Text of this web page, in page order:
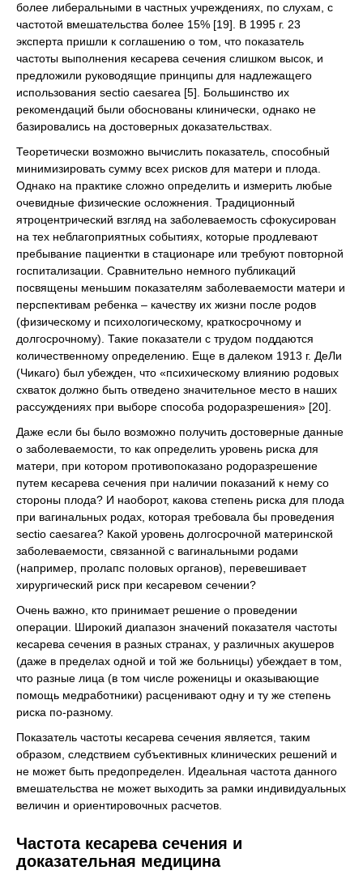
более либеральными в частных учреждениях, по слухам, с
частотой вмешательства более 15% [19]. В 1995 г. 23
эксперта пришли к соглашению о том, что показатель
частоты выполнения кесарева сечения слишком высок, и
предложили руководящие принципы для надлежащего
использования sectio caesarea [5]. Большинство их
рекомендаций были обоснованы клинически, однако не
базировались на достоверных доказательствах.
Теоретически возможно вычислить показатель, способный
минимизировать сумму всех рисков для матери и плода.
Однако на практике сложно определить и измерить любые
очевидные физические осложнения. Традиционный
ятроцентрический взгляд на заболеваемость сфокусирован
на тех неблагоприятных событиях, которые продлевают
пребывание пациентки в стационаре или требуют повторной
госпитализации. Сравнительно немного публикаций
посвящены меньшим показателям заболеваемости матери и
перспективам ребенка – качеству их жизни после родов
(физическому и психологическому, краткосрочному и
долгосрочному). Такие показатели с трудом поддаются
количественному определению. Еще в далеком 1913 г. ДеЛи
(Чикаго) был убежден, что «психическому влиянию родовых
схваток должно быть отведено значительное место в наших
рассуждениях при выборе способа родоразрешения» [20].
Даже если бы было возможно получить достоверные данные
о заболеваемости, то как определить уровень риска для
матери, при котором противопоказано родоразрешение
путем кесарева сечения при наличии показаний к нему со
стороны плода? И наоборот, какова степень риска для плода
при вагинальных родах, которая требовала бы проведения
sectio caesarea? Какой уровень долгосрочной материнской
заболеваемости, связанной с вагинальными родами
(например, пролапс половых органов), перевешивает
хирургический риск при кесаревом сечении?
Очень важно, кто принимает решение о проведении
операции. Широкий диапазон значений показателя частоты
кесарева сечения в разных странах, у различных акушеров
(даже в пределах одной и той же больницы) убеждает в том,
что разные лица (в том числе роженицы и оказывающие
помощь медработники) расценивают одну и ту же степень
риска по-разному.
Показатель частоты кесарева сечения является, таким
образом, следствием субъективных клинических решений и
не может быть предопределен. Идеальная частота данного
вмешательства не может выходить за рамки индивидуальных
величин и ориентировочных расчетов.
Частота кесарева сечения и
доказательная медицина